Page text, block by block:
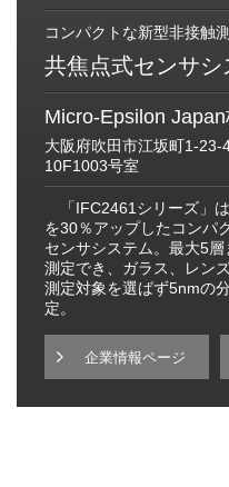
コンパクトな新型非接触
共焦点式センサシ
Micro-Epsilon
大阪府吹田市江坂町1-23-
10F1003号室
「IFC2461シリーズ」
を30％アップしたコンパ
センサシステム。最大5
測定でき、ガラス、レン
測定対象を選ばず5nmの
定。
企業情報ページ